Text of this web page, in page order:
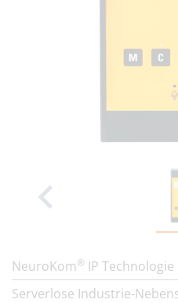
NeuroKom® IP Technologie
Serverlose Industrie-